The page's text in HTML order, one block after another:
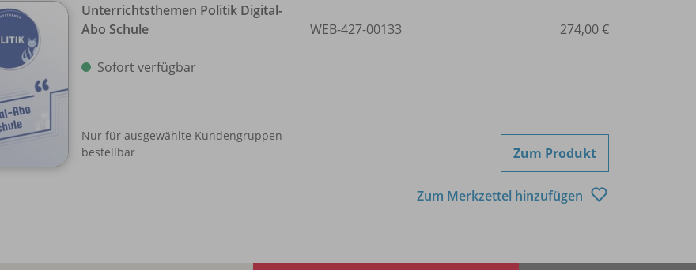
Unterrichtsthemen Politik Digital-
Abo Schule
Sofort verfügbar
Nur für ausgewählte Kundengruppen
bestellbar
WEB-427-00133 274,00 €
Zum Produkt
Zum Merkzettel hinzufügen